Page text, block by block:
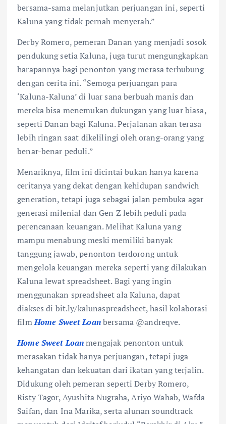
bersama-sama melanjutkan perjuangan ini, seperti
Kaluna yang tidak pernah menyerah.”
Derby Romero, pemeran Danan yang menjadi sosok
pendukung setia Kaluna, juga turut mengungkapkan
harapannya bagi penonton yang merasa terhubung
dengan cerita ini. “Semoga perjuangan para
‘Kaluna-Kaluna’ di luar sana berbuah manis dan
mereka bisa menemukan dukungan yang luar biasa,
seperti Danan bagi Kaluna. Perjalanan akan terasa
lebih ringan saat dikelilingi oleh orang-orang yang
benar-benar peduli.”
Menariknya, film ini dicintai bukan hanya karena
ceritanya yang dekat dengan kehidupan sandwich
generation, tetapi juga sebagai jalan pembuka agar
generasi milenial dan Gen Z lebih peduli pada
perencanaan keuangan. Melihat Kaluna yang
mampu menabung meski memiliki banyak
tanggung jawab, penonton terdorong untuk
mengelola keuangan mereka seperti yang dilakukan
Kaluna lewat spreadsheet. Bagi yang ingin
menggunakan spreadsheet ala Kaluna, dapat
diakses di bit.ly/kalunaspreadsheet, hasil kolaborasi
filmHome Sweet Loanbersama @andreqve.
Home Sweet Loanmengajak penonton untuk
merasakan tidak hanya perjuangan, tetapi juga
kehangatan dan kekuatan dari ikatan yang terjalin.
Didukung oleh pemeran seperti Derby Romero,
Risty Tagor, Ayushita Nugraha, Ariyo Wahab, Wafda
Saifan, dan Ina Marika, serta alunan soundtrack